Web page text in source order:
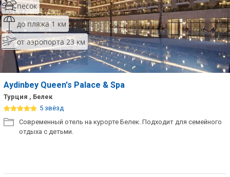
песок
до пляжа 1 км
от аэропорта 23 км
Aydinbey Queen's Palace & Spa
Турция , Белек
5 звёзд
Современный отель на курорте Белек. Подходит для семейного
отдыха с детьми.